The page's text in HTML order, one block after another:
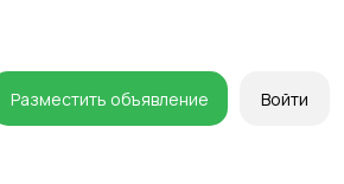
Разместить объявление Войти